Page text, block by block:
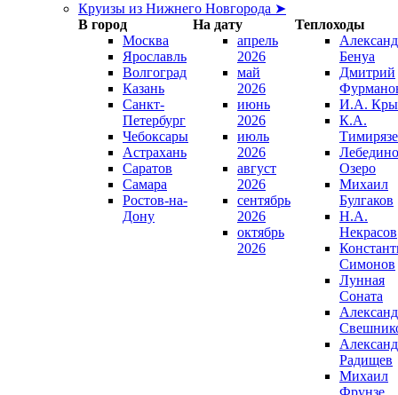
Круизы из Нижнего Новгорода ➤
В город
На дату
Теплоходы
Москва
Ярославль
Волгоград
Казань
Санкт-
Петербург
Чебоксары
Астрахань
Саратов
Самара
Ростов-на-
Дону
апрель
2026
май
2026
июнь
2026
июль
2026
август
2026
сентябрь
2026
октябрь
2026
Бенуа
Дмитрий
И.А.
К.А.
Озеро
Михаил
Булгаков
Н.А.
Некрасов
Симонов
Лунная
Соната
Радищев
Михаил
Фрунзе